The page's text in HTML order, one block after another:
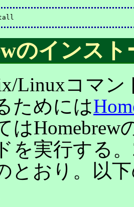
のインスト
Linuxコマ
ためには
は
を実行する
とおり。以